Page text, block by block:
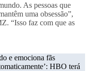
As pessoas que
uma obsessão”,
“Isso faz com que as
e emociona fãs
HBO terá